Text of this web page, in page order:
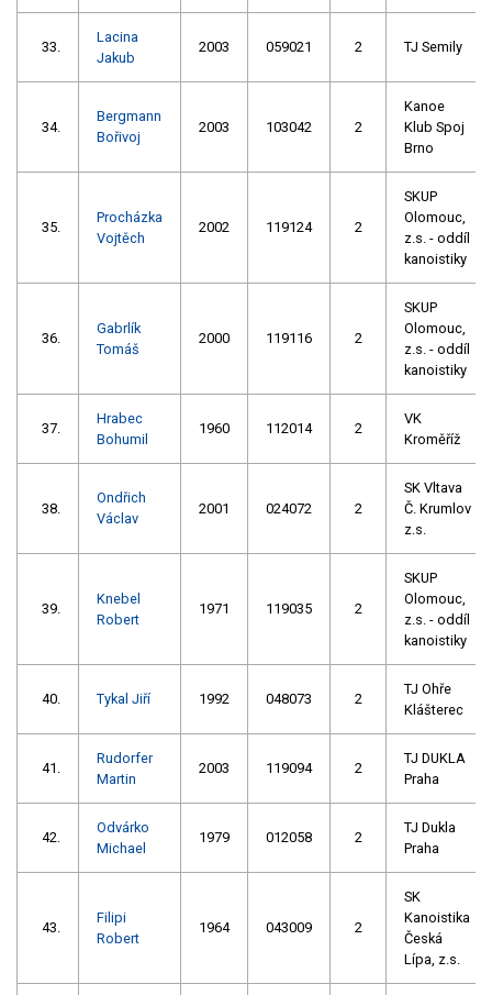
33.
Lacina
Jakub
2003 059021 2 TJ Semily
34.
Bergmann
Bořivoj
2003 103042 2
Kanoe
Klub Spoj
Brno
35.
Procházka
Vojtěch
2002 119124 2
SKUP
Olomouc,
z.s. - oddíl
kanoistiky
36.
Gabrlík
Tomáš
2000 119116 2
SKUP
Olomouc,
z.s. - oddíl
kanoistiky
37.
Hrabec
Bohumil
1960 112014 2
VK
Kroměříž
38.
Ondřich
Václav
2001 024072 2
SK Vltava
Č. Krumlov
z.s.
39.
Knebel
Robert
1971 119035 2
SKUP
Olomouc,
z.s. - oddíl
kanoistiky
40. Tykal Jiří 1992 048073 2
TJ Ohře
Klášterec
41.
Rudorfer
Martin
2003 119094 2
TJ DUKLA
Praha
42.
Odvárko
Michael
1979 012058 2
TJ Dukla
Praha
43.
Filipi
Robert
1964 043009 2
SK
Kanoistika
Česká
Lípa, z.s.